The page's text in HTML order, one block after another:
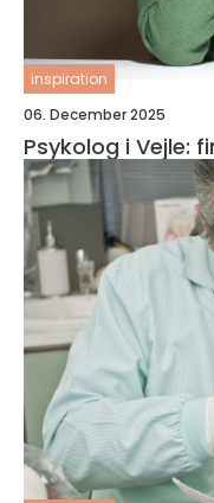
inspiration
06. December 2025
Psykolog i Vejle: